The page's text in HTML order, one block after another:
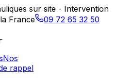
sur site - Intervention
France
09 72 65 32 50
Nos
rappel